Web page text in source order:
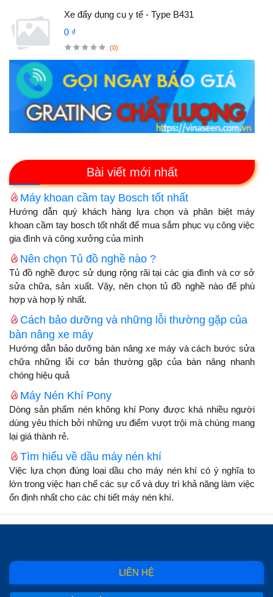
Xe đẩy dụng cụ y tế - Type B431
0 ₫
(0)
Bài viết mới nhất
Máy khoan cầm tay Bosch tốt nhất
Hướng dẫn quý khách hàng lựa chọn và phân biệt máy
khoan cầm tay bosch tốt nhất để mua sắm phục vụ công việc
gia đình và công xưởng của mình
Nên chọn Tủ đồ nghề nào ?
Tủ đồ nghề được sử dụng rộng rãi tại các gia đình và cơ sở
sửa chữa, sản xuất. Vậy, nên chọn tủ đồ nghề nào để phù
hợp và hợp lý nhất.
Cách bảo dưỡng và những lỗi thường gặp của
bàn nâng xe máy
Hướng dẫn bảo dưỡng bàn nâng xe máy và cách bước sửa
chữa những lỗi cơ bản thường gặp của bàn nâng nhanh
chóng hiệu quả
Máy Nén Khí Pony
Dòng sản phẩm nén không khí Pony được khá nhiều người
dùng yêu thích bởi những ưu điểm vượt trội mà chúng mang
lại giá thành rẻ.
Tìm hiểu về dầu máy nén khí
Việc lựa chọn đúng loại dầu cho máy nén khí có ý nghĩa to
lớn trong việc hạn chế các sự cố và duy trì khả năng làm việc
ổn định nhất cho các chi tiết máy nén khí.
LIÊN HỆ